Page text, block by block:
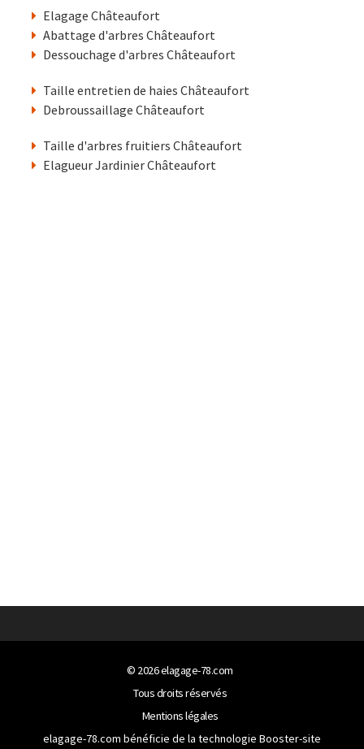
Elagage Châteaufort
Abattage d'arbres Châteaufort
Dessouchage d'arbres Châteaufort
Taille entretien de haies Châteaufort
Debroussaillage Châteaufort
Taille d'arbres fruitiers Châteaufort
Elagueur Jardinier Châteaufort
© 2026elagage-78.com
Tous droits réservés
Mentions légales
elagage-78.com bénéficie de la technologie Booster-site